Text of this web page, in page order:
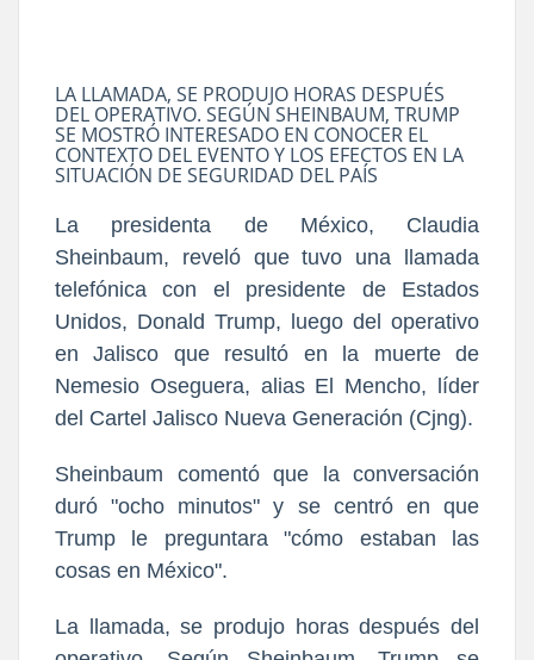
LA LLAMADA, SE PRODUJO HORAS DESPUÉS
DEL OPERATIVO. SEGÚN SHEINBAUM, TRUMP
SE MOSTRÓ INTERESADO EN CONOCER EL
CONTEXTO DEL EVENTO Y LOS EFECTOS EN LA
SITUACIÓN DE SEGURIDAD DEL PAÍS
La presidenta de México, Claudia
Sheinbaum, reveló que tuvo una llamada
telefónica con el presidente de Estados
Unidos, Donald Trump, luego del operativo
en Jalisco que resultó en la muerte de
Nemesio Oseguera, alias El Mencho, líder
del Cartel Jalisco Nueva Generación (Cjng).
Sheinbaum comentó que la conversación
duró "ocho minutos" y se centró en que
Trump le preguntara "cómo estaban las
cosas en México".
La llamada, se produjo horas después del